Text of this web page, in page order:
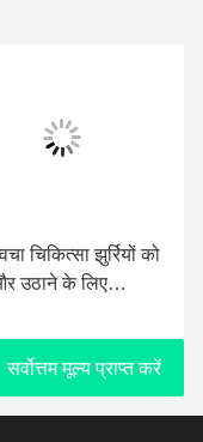
को
डिवाइस
प्राप्त करें
Medical
Laser